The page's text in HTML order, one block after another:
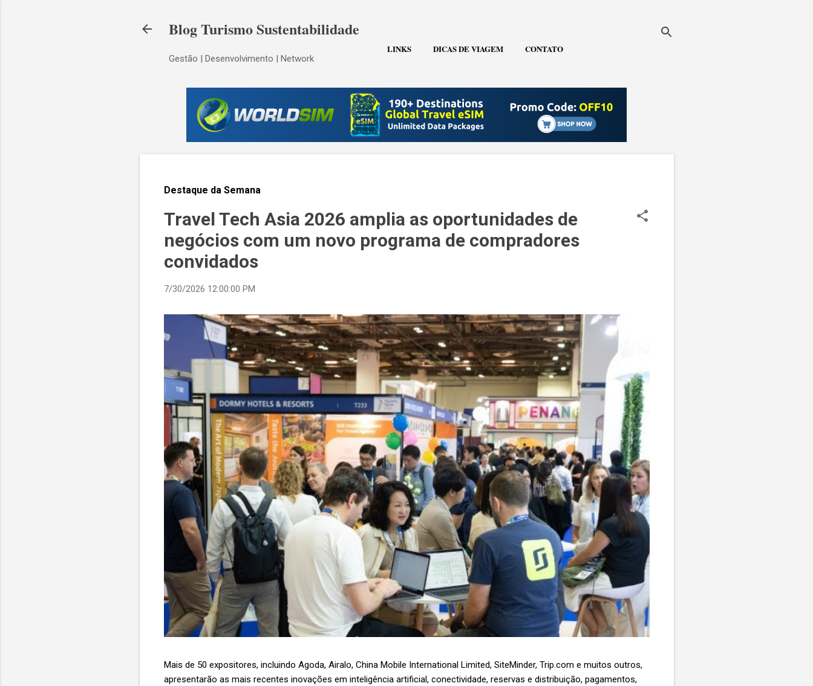
Blog Turismo Sustentabilidade
Gestão | Desenvolvimento | Network
LINKS DICAS DE VIAGEM CONTATO
Destaque da Semana
Travel Tech Asia 2026 amplia as oportunidades de
negócios com um novo programa de compradores
convidados
7/30/2026 12:00:00 PM
Mais de 50 expositores, incluindo Agoda, Airalo, China Mobile International Limited, SiteMinder, Trip.com e muitos outros,
apresentarão as mais recentes inovações em inteligência artificial, conectividade, reservas e distribuição, pagamentos,